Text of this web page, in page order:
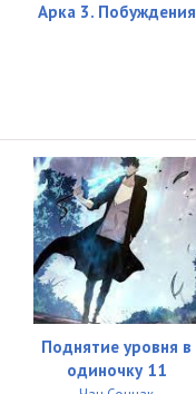
Арка 3. Побуждения
Поднятие уровня в
одиночку 11